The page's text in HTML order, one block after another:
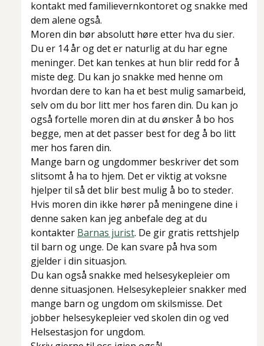
kontakt med familievernkontoret og snakke med
dem alene også.
Moren din bør absolutt høre etter hva du sier.
Du er 14 år og det er naturlig at du har egne
meninger. Det kan tenkes at hun blir redd for å
miste deg. Du kan jo snakke med henne om
hvordan dere to kan ha et best mulig samarbeid,
selv om du bor litt mer hos faren din. Du kan jo
også fortelle moren din at du ønsker å bo hos
begge, men at det passer best for deg å bo litt
mer hos faren din.
Mange barn og ungdommer beskriver det som
slitsomt å ha to hjem. Det er viktig at voksne
hjelper til så det blir best mulig å bo to steder.
Hvis moren din ikke hører på meningene dine i
denne saken kan jeg anbefale deg at du
kontakter Barnas jurist. De gir gratis rettshjelp
til barn og unge. De kan svare på hva som
gjelder i din situasjon.
Du kan også snakke med helsesykepleier om
denne situasjonen. Helsesykepleier snakker med
mange barn og ungdom om skilsmisse. Det
jobber helsesykepleier ved skolen din og ved
Helsestasjon for ungdom.